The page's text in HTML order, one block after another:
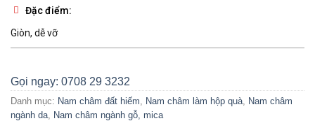
Đặc điểm:
Giòn, dễ vỡ
Gọi ngay: 0708 29 3232
Danh mục: Nam châm đất hiếm, Nam châm làm hộp quà, Nam châm
ngành da, Nam châm ngành gỗ, mica